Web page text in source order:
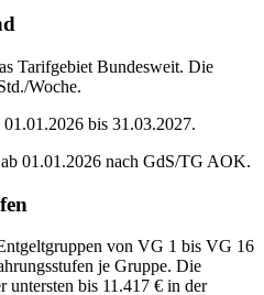
Tarifgebiet Bundesweit. Die
Woche.
bis 31.03.2027.
01.01.2026 nach GdS/TG AOK.
von VG 1 bis VG 16
je Gruppe. Die
untersten bis 11.417 € in der